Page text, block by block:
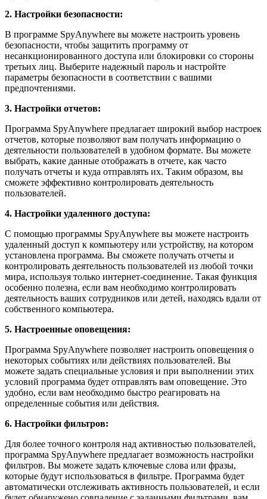
2. Настройки безопасности:
В программе SpyAnywhere вы можете настроить уровень
безопасности, чтобы защитить программу от
несанкционированного доступа или блокировки со стороны
третьих лиц. Выберите надежный пароль и настройте
параметры безопасности в соответствии с вашими
предпочтениями.
3. Настройки отчетов:
Программа SpyAnywhere предлагает широкий выбор настроек
отчетов, которые позволяют вам получать информацию о
деятельности пользователей в удобном формате. Вы можете
выбрать, какие данные отображать в отчете, как часто
получать отчеты и куда отправлять их. Таким образом, вы
сможете эффективно контролировать деятельность
пользователей.
4. Настройки удаленного доступа:
С помощью программы SpyAnywhere вы можете настроить
удаленный доступ к компьютеру или устройству, на котором
установлена программа. Вы сможете получать отчеты и
контролировать деятельность пользователей из любой точки
мира, используя только интернет-соединение. Такая функция
особенно полезна, если вам необходимо контролировать
деятельность ваших сотрудников или детей, находясь вдали от
собственного компьютера.
5. Настроенные оповещения:
Программа SpyAnywhere позволяет настроить оповещения о
некоторых событиях или действиях пользователей. Вы
можете задать специальные условия и при выполнении этих
условий программа будет отправлять вам оповещение. Это
удобно, если вам необходимо быстро реагировать на
определенные события или действия.
6. Настройки фильтров:
Для более точного контроля над активностью пользователей,
программа SpyAnywhere предлагает возможность настройки
фильтров. Вы можете задать ключевые слова или фразы,
которые будут использоваться в фильтре. Программа будет
автоматически отслеживать активность пользователей, и если